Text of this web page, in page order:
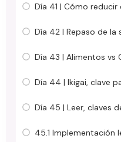
Día 41 | Cómo
Día 42 | Repaso de la
Día 43 | Alimentos vs
Día 44 | Ikigai, clave
Día 45 | Leer, claves
45.1 Implementación